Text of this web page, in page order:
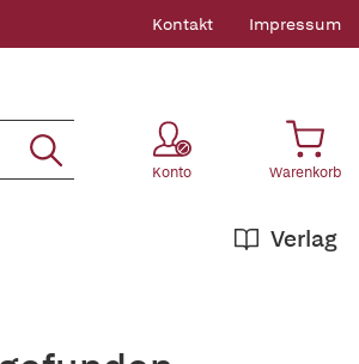
Kontakt Impressum
Konto Warenkorb
Verlag